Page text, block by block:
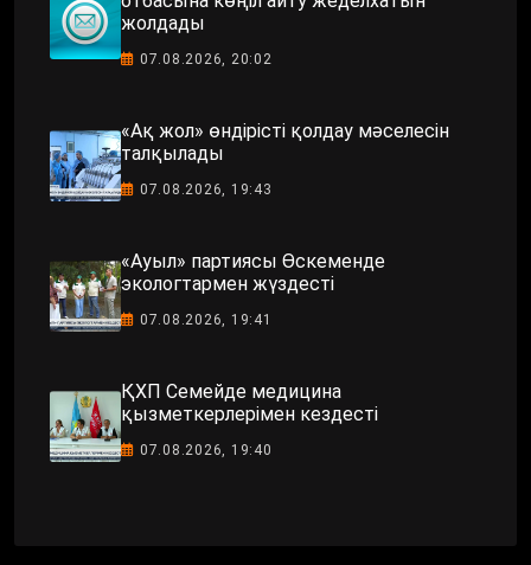
жолдады
07.08.2026, 20:02
«Ақ жол» өндірісті қолдау мәселесін
талқылады
07.08.2026, 19:43
«Ауыл» партиясы Өскеменде
экологтармен жүздесті
07.08.2026, 19:41
ҚХП Семейде медицина
қызметкерлерімен кездесті
07.08.2026, 19:40